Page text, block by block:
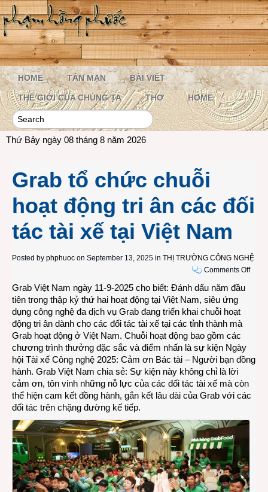
HOME TẢN MẠN BÀI VIẾT
THẾ GIỚI CỦA CHÚNG TA THƠ HOME
Thứ Bảy ngày 08 tháng 8 năm 2026
Grab tổ chức chuỗi
hoạt động tri ân các đối
tác tài xế tại Việt Nam
Posted by phphuoc on September 13, 2025 in THỊ TRƯỜNG CÔNG NGHỆ
Comments Offon
ân
tác
Grab Việt Nam ngày 11-9-2025 cho biết: Đánh dấu năm đầu
tiên trong thập kỷ thứ hai hoạt động tại Việt Nam, siêu ứng
dụng công nghệ đa dịch vụ Grab đang triển khai chuỗi hoạt
động tri ân dành cho các đối tác tài xế tại các tỉnh thành mà
Grab hoạt động ở Việt Nam. Chuỗi hoạt động bao gồm các
chương trình thưởng đặc sắc và điểm nhấn là sự kiện Ngày
hội Tài xế Công nghệ 2025: Cảm ơn Bác tài – Người bạn đồng
hành. Grab Việt Nam chia sẻ: Sự kiện này không chỉ là lời
cảm ơn, tôn vinh những nỗ lực của các đối tác tài xế mà còn
thể hiện cam kết đồng hành, gắn kết lâu dài của Grab với các
đối tác trên chặng đường kế tiếp.